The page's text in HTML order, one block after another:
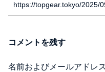
https://topgear.tokyo/2025/
コメントを残す
名前およびメールアドレ